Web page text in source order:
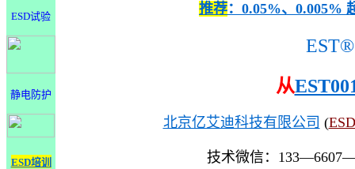
ESD试验
静电防护
ESD培训
推荐：0.05%、0.005%
EST®
从
北京亿艾迪科技有限公司 (
技术微信：